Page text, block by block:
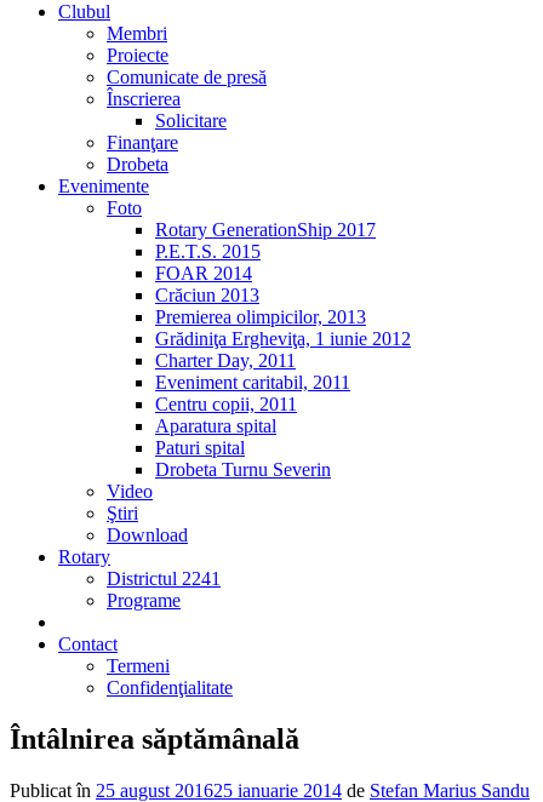
Clubul
Membri
Proiecte
Comunicate de presă
Înscrierea
Solicitare
Finanţare
Drobeta
Evenimente
Foto
Rotary GenerationShip 2017
P.E.T.S. 2015
FOAR 2014
Crăciun 2013
Premierea olimpicilor, 2013
Grădiniţa Ergheviţa, 1 iunie 2012
Charter Day, 2011
Eveniment caritabil, 2011
Centru copii, 2011
Aparatura spital
Paturi spital
Drobeta Turnu Severin
Video
Ştiri
Download
Rotary
Districtul 2241
Programe
Contact
Termeni
Confidenţialitate
Întâlnirea săptămânală
Publicat în 25 august 201625 ianuarie 2014 de Stefan Marius Sandu